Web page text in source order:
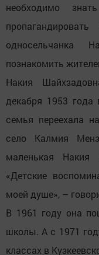
необходимо
односельчанка
познакомить
Накия
декабря 1953
семья переехала
село Калмия
маленькая Накия
«Детские
моей душе», –
В 1961 году она
школы. А с 1971
классах в